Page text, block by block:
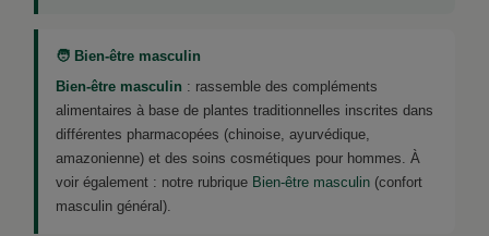
🧑 Bien-être masculin
Bien-être masculin : rassemble des compléments
alimentaires à base de plantes traditionnelles inscrites dans
différentes pharmacopées (chinoise, ayurvédique,
amazonienne) et des soins cosmétiques pour hommes. À
voir également : notre rubrique Bien-être masculin (confort
masculin général).